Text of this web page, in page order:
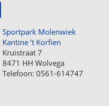
Sportpark Molenwiek
Kantine ’t Korfien
Kruistraat 7
8471 HH Wolvega
Telefoon: 0561-614747